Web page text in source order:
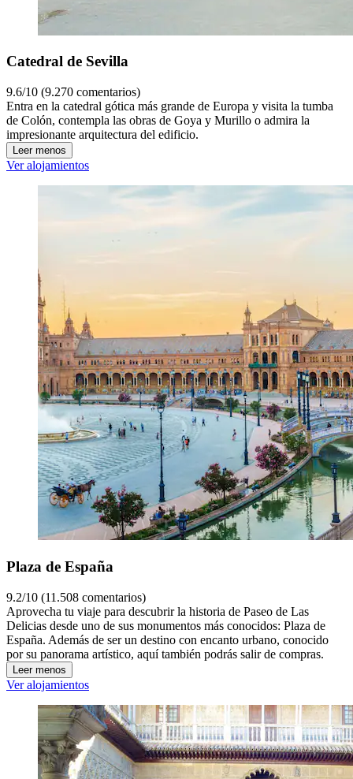
Catedral de Sevilla
9.6/10 (9.270 comentarios)
Entra en la catedral gótica más grande de Europa y visita la tumba
de Colón, contempla las obras de Goya y Murillo o admira la
impresionante arquitectura del edificio.
Leer menos
Ver alojamientos
Plaza de España
9.2/10 (11.508 comentarios)
Aprovecha tu viaje para descubrir la historia de Paseo de Las
Delicias desde uno de sus monumentos más conocidos: Plaza de
España. Además de ser un destino con encanto urbano, conocido
por su panorama artístico, aquí también podrás salir de compras.
Leer menos
Ver alojamientos